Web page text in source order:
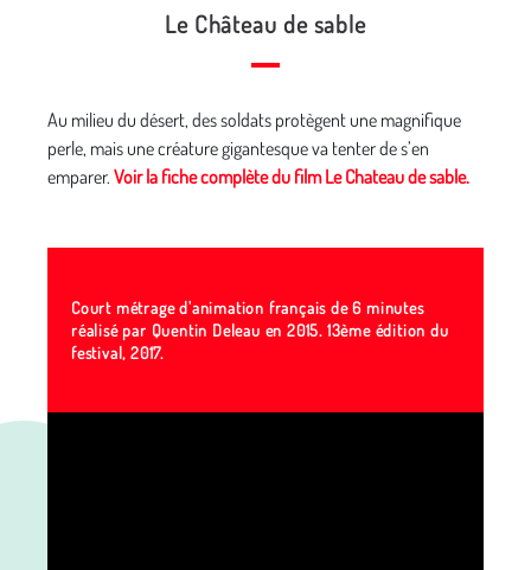
Le Château de sable
Au milieu du désert, des soldats protègent une magnifique
perle, mais une créature gigantesque va tenter de s’en
emparer. Voir la fiche complète du film Le Chateau de sable.
Court métrage d'animation français de 6 minutes
réalisé par Quentin Deleau en 2015. 13ème édition du
festival, 2017.